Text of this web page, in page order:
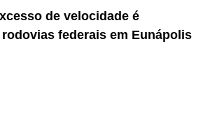
de velocidade é
federais em Eunápolis